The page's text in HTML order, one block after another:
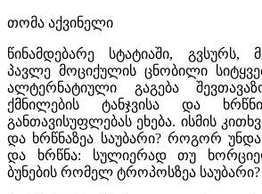
თომა აქვინელი
წინამდებარე სტატიაში, გვსურს,
პავლე მოციქულის ცნობილი
ალტერნატიული გაგება
ქმნილების ტანჯვისა და
განთავისუფლებას ეხება. ისმის
და ხრწნაზეა საუბარი? როგორ უნდა
და ხრწნა: სულიერად თუ
ბუნების რომელ ტროპოსზეა საუბარი?